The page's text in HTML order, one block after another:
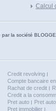
Calcul
la société
Credit revolving
Compte bancaire
Rachat de credit
Credit a la
Pret auto Pret
Pret immobilier